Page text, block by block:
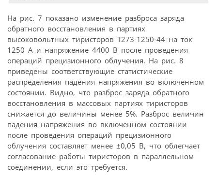
На рис. 7 показано изменение разброса заряда
обратного восстановления в партиях
высоковольтных тиристоров Т273-1250-44 на ток
1250 А и напряжение 4400 В после проведения
операций прецизионного облучения. На рис. 8
приведены соответствующие статистические
распределения падения напряжения во включенном
состоянии. Видно, что разброс заряда обратного
восстановления в массовых партиях тиристоров
снижается до величины менее 5%. Разброс величин
падения напряжения во включенном состоянии
после проведения операций прецизионного
облучения составляет менее ±0,05 В, что облегчает
согласование работы тиристоров в параллельном
соединении, если это требуется.